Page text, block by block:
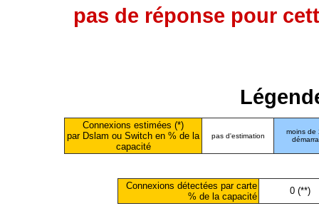
pas de réponse pour
Connexions estimées (*)
par Dslam ou Switch en % de la
capacité
pas d'estimation
moins de
Connexions détectées par carte
% de la capacité
0 (**)